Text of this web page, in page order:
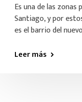
Es una de las
Santiago, y por
es el barrio del
Leer más